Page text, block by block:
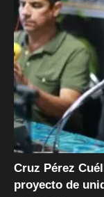
Cruz Pérez
proyecto de